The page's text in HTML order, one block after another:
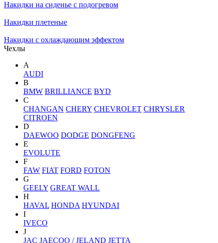
Накидки на сиденье с подогревом
Накидки плетеные
Накидки с охлаждающим эффектом
Чехлы
A
AUDI
B
BMW BRILLIANCE BYD
C
CHANGAN CHERY CHEVROLET CHRYSLER
CITROEN
D
DAEWOO DODGE DONGFENG
E
EVOLUTE
F
FAW FIAT FORD FOTON
G
GEELY GREAT WALL
H
HAVAL HONDA HYUNDAI
I
IVECO
J
JAC JAECOO / JELAND JETTA